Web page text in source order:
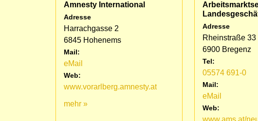
Amnesty International
Adresse
Harrachgasse 2
6845 Hohenems
Mail:
eMail
Web:
www.vorarlberg.amnesty.at
mehr »
Adresse
Rheinstraße 33
6900 Bregenz
Tel:
05574 691-0
Mail:
eMail
Web:
www.ams.at/